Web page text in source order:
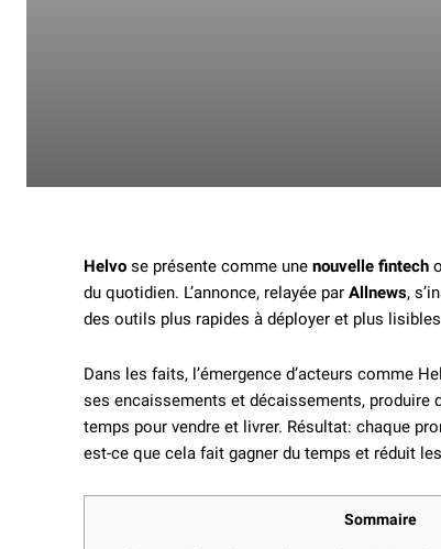
Helvo se présente comme une nouvelle fintech
du quotidien. L’annonce, relayée par Allnews,
des outils plus rapides à déployer et plus
Dans les faits, l’émergence d’acteurs comme
ses encaissements et décaissements, produire
temps pour vendre et livrer. Résultat: chaque
est-ce que cela fait gagner du temps et réduit
Sommaire